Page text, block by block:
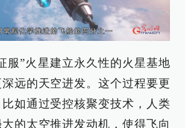
服”火星建立永久性的火星基地
远的天空进发。这个过程要更
如通过受控核聚变技术，人类
的太空推进发动机，使得飞向